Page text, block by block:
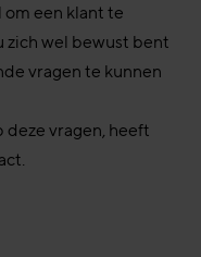
een klant te
zich wel bewust bent
vragen te kunnen
vragen, heeft